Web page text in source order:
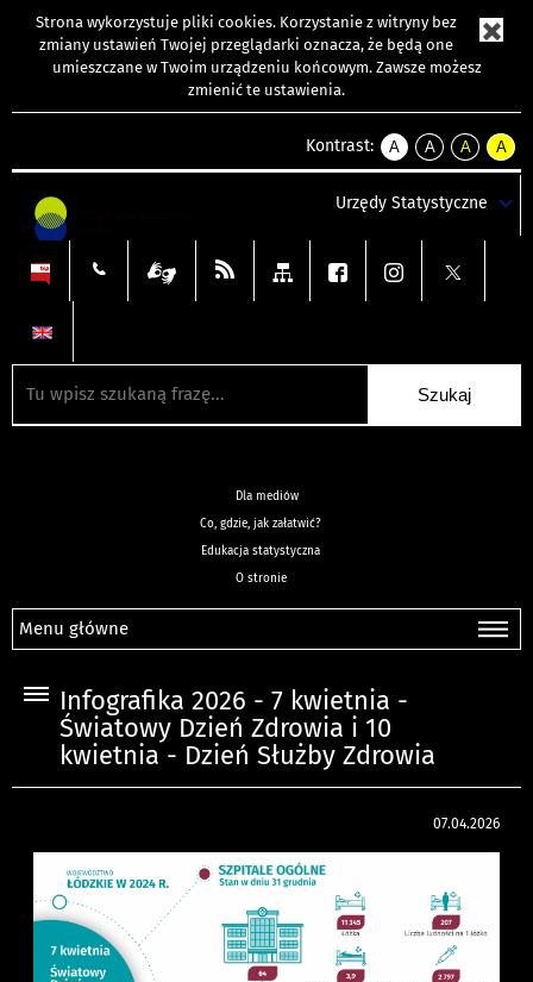
Strona wykorzystuje pliki cookies. Korzystanie z witryny bez
zmiany ustawień Twojej przeglądarki oznacza, że będą one
umieszczane w Twoim urządzeniu końcowym. Zawsze możesz
zmienić te ustawienia.
Kontrast:
A
kontrast
A
kontrast
tekst
czarnym
A
kontrast
tekst
czarnym
A
tekst
żółtym
Urzędy Statystyczne
Dla mediów
Co, gdzie, jak załatwić?
Edukacja statystyczna
O stronie
Menu główne
Infografika 2026 - 7 kwietnia -
Światowy Dzień Zdrowia i 10
kwietnia - Dzień Służby Zdrowia
07.04.2026